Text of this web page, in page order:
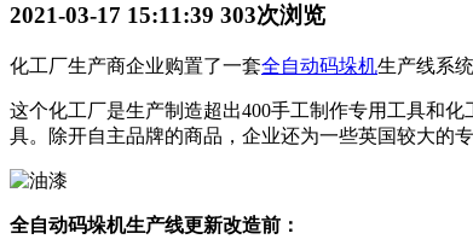
2021-03-17 15:11:39 303次浏览
化工厂生产商企业购置了一套全自动码垛机生产线系
这个化工厂是生产制造超出400手工制作专用工具和
具。除开自主品牌的商品，企业还为一些英国较大的
全自动码垛机生产线更新改造前：